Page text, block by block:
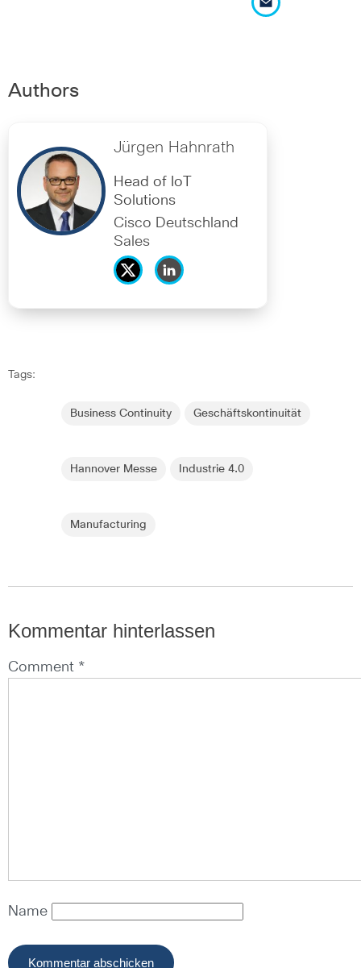
Authors
Jürgen Hahnrath
Head of IoT
Solutions
Cisco Deutschland
Sales
Tags:
Business Continuity Geschäftskontinuität
Hannover Messe Industrie 4.0
Manufacturing
Kommentar hinterlassen
Comment *
Name